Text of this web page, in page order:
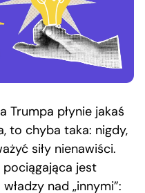
Trumpa płynie jakaś
to chyba taka: nigdy,
siły nienawiści.
pociągająca jest
nad „innymi”: